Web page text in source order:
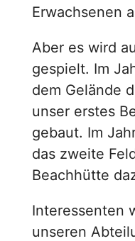
Erwachsenen
Aber es wird
gespielt. Im
dem Gelände
unser erstes
gebaut. Im
das zweite
Beachhütte
Interessenten
unseren